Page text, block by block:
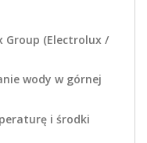
Group (Electrolux /
wody w górnej
i środki